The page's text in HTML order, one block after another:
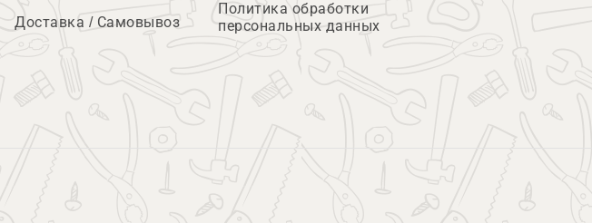
Доставка / Самовывоз
Политика обработки
персональных данных